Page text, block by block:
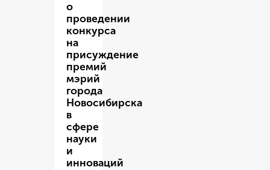
о
проведении
конкурса
на
присуждение
премий
мэрий
города
Новосибирска
в
сфере
науки
и
инноваций